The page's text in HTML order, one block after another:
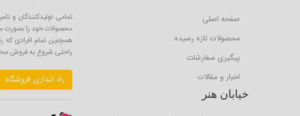
صفحه اصلی
محصولات تازه رسیده
پیگیری سفارشات
اخبار و مقالات
خیابان هنر
تمامی تولیدکنندگان و
محصولات خود را بصورت
همچنین تمام افرادی که
راحتی شروع به فروش
راه اندازی فروشگاه